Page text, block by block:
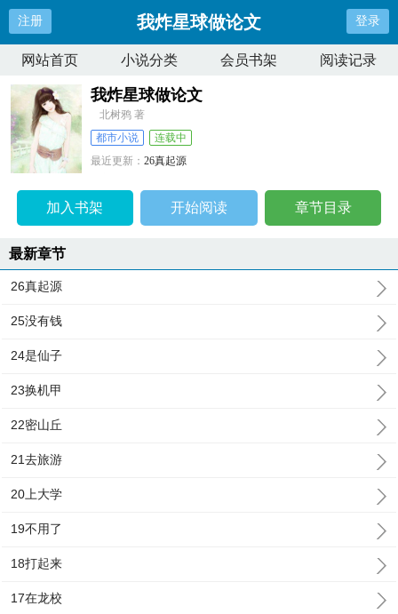
注册 我炸星球做论文 登录
网站首页 小说分类 会员书架 阅读记录
我炸星球做论文
北树鸦 著
都市小说
连载中
最近更新：26真起源
加入书架 开始阅读 章节目录
最新章节
26真起源
25没有钱
24是仙子
23换机甲
22密山丘
21去旅游
20上大学
19不用了
18打起来
17在龙校